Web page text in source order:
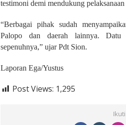
testimoni demi mendukung
“Berbagai pihak sudah
Palopo dan daerah lainnya. Datu
sepenuhnya,” ujar Pdt Sion.
Laporan Ega/Yustus
Post Views: 1,295